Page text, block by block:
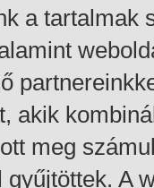
a tartalmak
akik
meg
gyűjtöttek. A